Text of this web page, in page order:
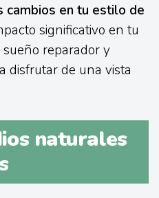
cambios en tu estilo de
significativo en tu
reparador y
disfrutar de una vista
naturales